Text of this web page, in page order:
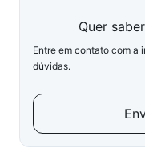
Quer
Entre em contato com a
dúvidas.